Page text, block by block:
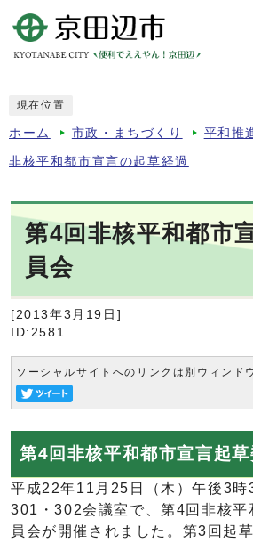
現在位置
ホーム 市政・まちづくり 平和推
非核平和都市宣言の起草経過
第4回非核平和都市
員会
[2013年3月19日]
ID:2581
ソーシャルサイトへのリンクは別ウィンド
第4回非核平和都市宣言起
平成22年11月25日（木）午後3時
301・302会議室で、第4回非核平
員会が開催されました。第3回起